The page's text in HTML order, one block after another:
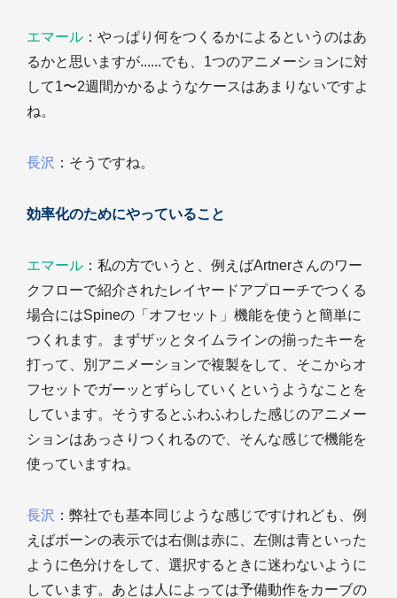
エマール ：やっぱり何をつくるかによるというのはあ
るかと思いますが......でも、1つのアニメーションに対
して1〜2週間かかるようなケースはあまりないですよ
ね。
長沢 ：そうですね。
効率化のためにやっていること
エマール ：私の方でいうと、例えばArtnerさんのワー
クフローで紹介されたレイヤードアプローチでつくる
場合にはSpineの「オフセット」機能を使うと簡単に
つくれます。まずザッとタイムラインの揃ったキーを
打って、別アニメーションで複製をして、そこからオ
フセットでガーッとずらしていくというようなことを
しています。そうするとふわふわした感じのアニメー
ションはあっさりつくれるので、そんな感じで機能を
使っていますね。
長沢 ：弊社でも基本同じような感じですけれども、例
えばボーンの表示では右側は赤に、左側は青といった
ように色分けをして、選択するときに迷わないように
しています。あとは人によっては予備動作をカーブの